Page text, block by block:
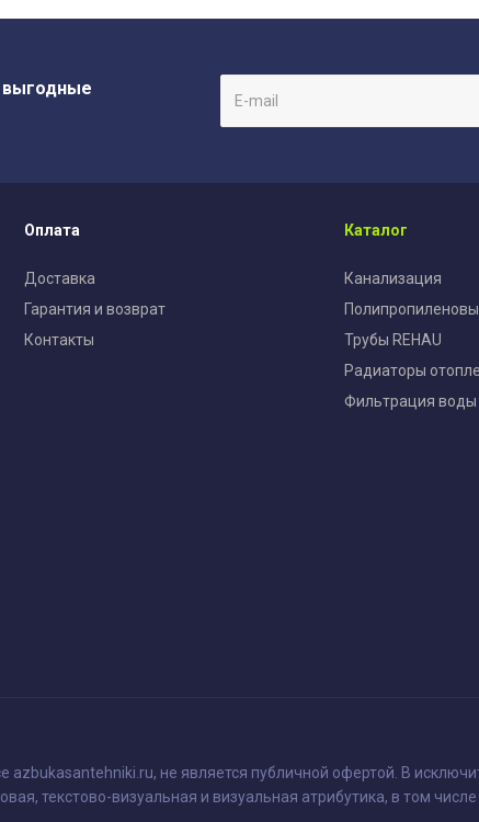
выгодные
Оплата
Доставка
Гарантия и возврат
Контакты
Каталог
Канализация
Трубы REHAU
Радиаторы
Фильтрация воды
не является публичной офертой. В
текстово-визуальная и визуальная атрибутика, в том